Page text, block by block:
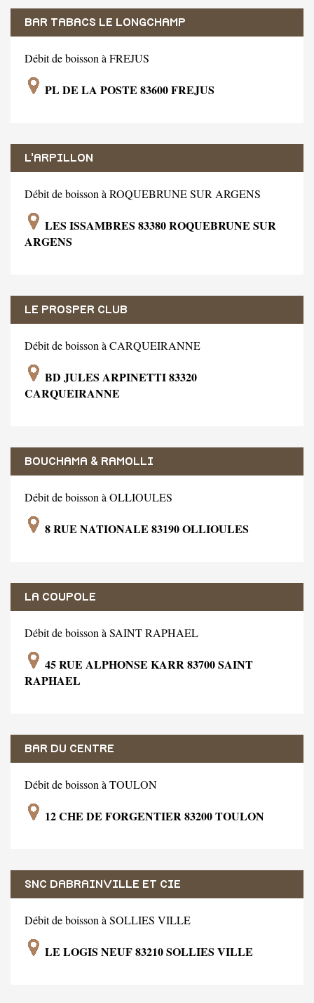
BAR TABACS LE LONGCHAMP
Débit de boisson à FREJUS
PL DE LA POSTE 83600 FREJUS
L'ARPILLON
Débit de boisson à ROQUEBRUNE SUR ARGENS
LES ISSAMBRES 83380 ROQUEBRUNE SUR
ARGENS
LE PROSPER CLUB
Débit de boisson à CARQUEIRANNE
BD JULES ARPINETTI 83320
CARQUEIRANNE
BOUCHAMA & RAMOLLI
Débit de boisson à OLLIOULES
8 RUE NATIONALE 83190 OLLIOULES
LA COUPOLE
Débit de boisson à SAINT RAPHAEL
45 RUE ALPHONSE KARR 83700 SAINT
RAPHAEL
BAR DU CENTRE
Débit de boisson à TOULON
12 CHE DE FORGENTIER 83200 TOULON
SNC DABRAINVILLE ET CIE
Débit de boisson à SOLLIES VILLE
LE LOGIS NEUF 83210 SOLLIES VILLE